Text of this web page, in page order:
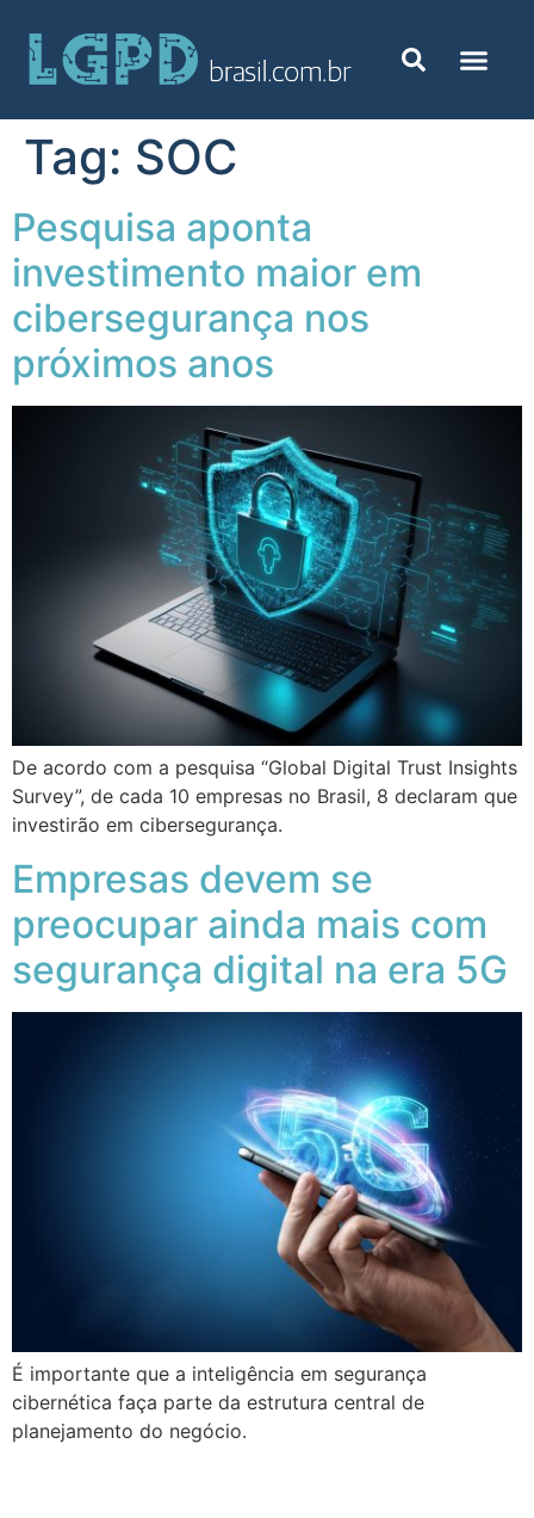
Tag: SOC
Pesquisa aponta
investimento maior em
cibersegurança nos
próximos anos
De acordo com a pesquisa “Global Digital Trust Insights
Survey”, de cada 10 empresas no Brasil, 8 declaram que
investirão em cibersegurança.
Empresas devem se
preocupar ainda mais com
segurança digital na era 5G
É importante que a inteligência em segurança
cibernética faça parte da estrutura central de
planejamento do negócio.